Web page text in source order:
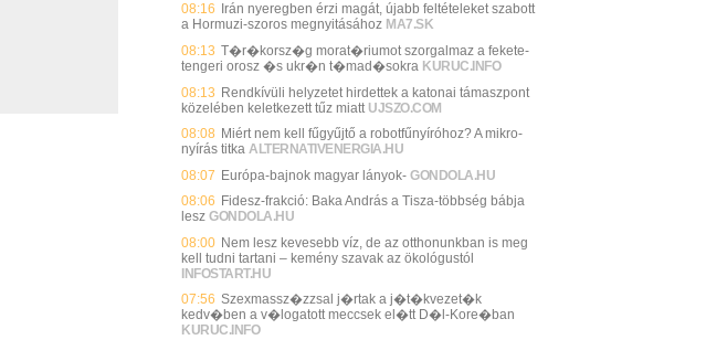
08:16
Irán nyeregben érzi magát, újabb feltételeket szabott
a Hormuzi-szoros megnyitásához MA7.SK
08:13 T�r�korsz�g morat�riumot szorgalmaz a fekete-
tengeri orosz �s ukr�n t�mad�sokra KURUC.INFO
08:13 Rendkívüli helyzetet hirdettek a katonai támaszpont
közelében keletkezett tűz miatt UJSZO.COM
08:08 Miért nem kell fűgyűjtő a robotfűnyíróhoz? A mikro-
nyírás titka ALTERNATIVENERGIA.HU
08:07 Európa-bajnok magyar lányok- GONDOLA.HU
08:06 Fidesz-frakció: Baka András a Tisza-többség bábja
lesz GONDOLA.HU
08:00 Nem lesz kevesebb víz, de az otthonunkban is meg
kell tudni tartani – kemény szavak az ökológustól
INFOSTART.HU
07:56 Szexmassz�zzsal j�rtak a j�t�kvezet�k
kedv�ben a v�logatott meccsek el�tt D�l-Kore�ban
KURUC.INFO